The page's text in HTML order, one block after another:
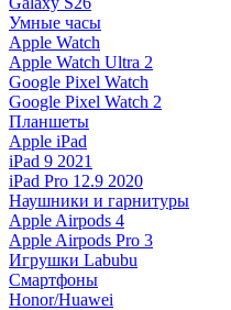
Умные часы
Apple Watch
Apple Watch Ultra 2
Google Pixel Watch
Google Pixel Watch 2
Планшеты
Apple iPad
iPad 9 2021
iPad Pro 12.9 2020
Наушники и гарнитуры
Apple Airpods 4
Apple Airpods Pro 3
Игрушки Labubu
Смартфоны
Honor/Huawei